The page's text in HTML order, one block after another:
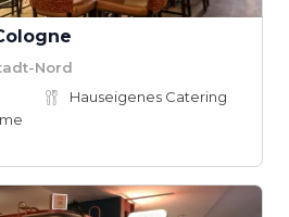
Nord
Hauseigenes Catering